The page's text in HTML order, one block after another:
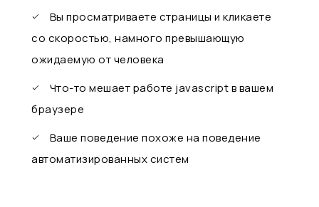
Вы просматриваете страницы и кликаете
со скоростью, намного превышающую
ожидаемую от человека
Что-то мешает работе javascript в вашем
браузере
Ваше поведение похоже на поведение
автоматизированных систем